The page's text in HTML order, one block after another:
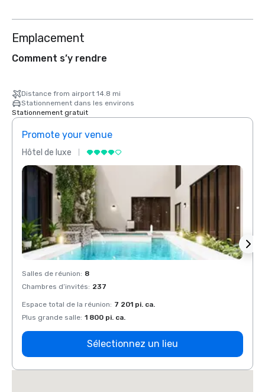
Emplacement
Comment s’y rendre
Distance from airport 14.8 mi
Stationnement dans les environs
Stationnement gratuit
Promote your venue
Hôtel de luxe
Salles de réunion: 8
Chambres d’invités: 237
Espace total de la réunion: 7 201 pi. ca.
Plus grande salle: 1 800 pi. ca.
Sélectionnez un lieu